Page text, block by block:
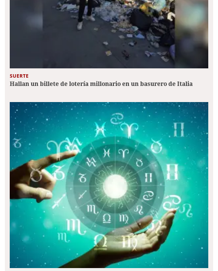
SUERTE
Hallan un billete de lotería millonario en un basurero de Italia